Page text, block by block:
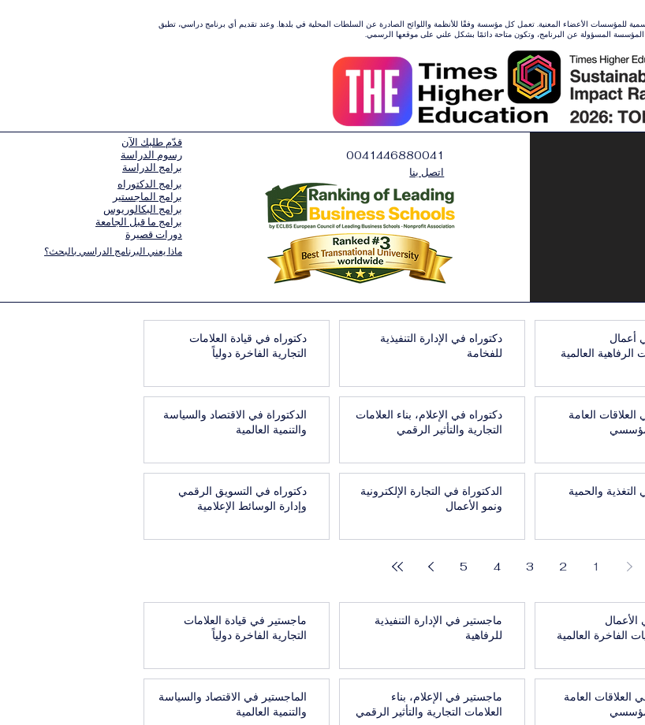
للمؤسسات الأعضاء المعنية. تعمل كل مؤسسة وفقًا للأنظمة واللوائح الصادرة عن السلطات المحلية في بلدها. وعند تقديم أي برنامج دراسي، تطبق
المسؤولة عن البرنامج، وتكون متاحة دائمًا بشكل علني على موقعها الرسمي.
قدّم طلبك الآن
رسوم الدراسة
برامج الدراسة
برامج الدكتوراه
برامج الماجستير
برامج البكالوريوس
برامج ما قبل الجامعة
دورات قصيرة
ماذا يعني البرنامج الدراسي بالبحث؟
0041446880041
اتصل بنا
أعمال
الرفاهية العالمية
دكتوراه في الإدارة التنفيذية
للفخامة
دكتوراه في قيادة العلامات
التجارية الفاخرة دولياً
العلاقات العامة
دكتوراه في الإعلام، بناء العلامات
التجارية والتأثير الرقمي
الدكتوراة في الاقتصاد والسياسة
والتنمية العالمية
التغذية والحمية
الدكتوراة في التجارة الإلكترونية
ونمو الأعمال
دكتوراه في التسويق الرقمي
وإدارة الوسائط الإعلامية
1
2
3
4
5
الفاخرة العالمية
ماجستير في الإدارة التنفيذية
للرفاهية
ماجستير في قيادة العلامات
التجارية الفاخرة دولياً
العلاقات العامة
ماجستير في الإعلام، بناء
العلامات التجارية والتأثير الرقمي
الماجستير في الاقتصاد والسياسة
والتنمية العالمية